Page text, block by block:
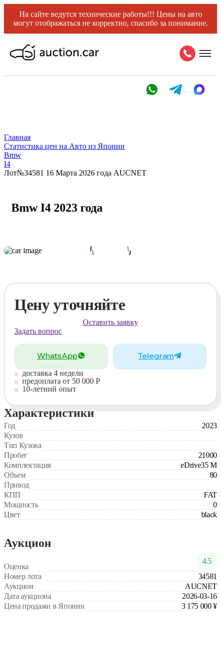
На сайте ведутся технические работы!!! Цены на авто
могут отображаться не корректно, спасибо за понимание.
Главная
Статистика цен на Авто из Японии
Bmw
I4
Лот№34581 16 Марта 2026 года AUCNET
Bmw I4 2023 года
Характеристики
Год
2023
Кузов
Тип Кузова
Пробег
21000
Комплектация
eDrive35 M
Объем
80
Привод
КПП
FAT
Мощность
0
Цвет
black
Аукцион
Оценка
4.5
Номер лота
34581
Аукцион
AUCNET
Дата аукциона
2026-03-16
Цена продажи в Японии
3 175 000 ¥
Цену уточняйте
Оставить заявку
Задать вопрос
WhatsApp Telegram
доставка 4 недели
предоплата от 50 000 Р
10-летний опыт